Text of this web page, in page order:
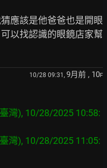
應該是他爸爸也是開眼
以找認識的眼鏡店家幫
10/28 09:31, 9月前 , 10F
灣), 10/28/2025 10:58:
灣), 10/28/2025 11:05: